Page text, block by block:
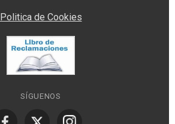
Politica de Cookies
SÍGUENOS